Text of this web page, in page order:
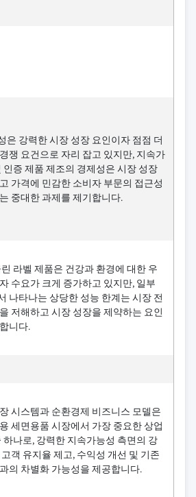
은 강력한 시장 성장 요인이자 점점 더
쟁 요건으로 자리 잡고 있지만, 지속가
인증 제품 제조의 경제성은 시장 성장
가격에 민감한 소비자 부문의 접근성
중대한 과제를 제기합니다.
라벨 제품은 건강과 환경에 대한 우
수요가 크게 증가하고 있지만, 일부
나타나는 상당한 성능 한계는 시장 전
저해하고 시장 성장을 제약하는 요인
니다.
시스템과 순환경제 비즈니스 모델은
세면용품 시장에서 가장 중요한 상업
하나로, 강력한 지속가능성 측면의 강
객 유지율 제고, 수익성 개선 및 기존
의 차별화 가능성을 제공합니다.